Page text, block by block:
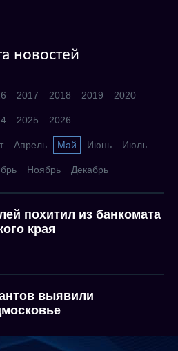
новостей
2017 2018 2019 2020
2025 2026
Апрель Май Июнь Июль
Ноябрь Декабрь
похитил из банкомата
края
выявили